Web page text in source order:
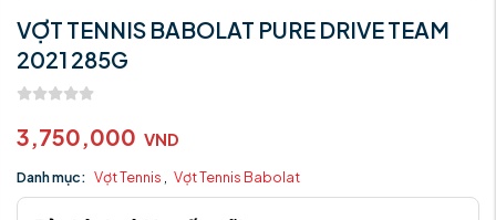
VỢT TENNIS BABOLAT PURE DRIVE TEAM
2021 285G
3,750,000 VND
Danh mục: Vợt Tennis , Vợt Tennis Babolat